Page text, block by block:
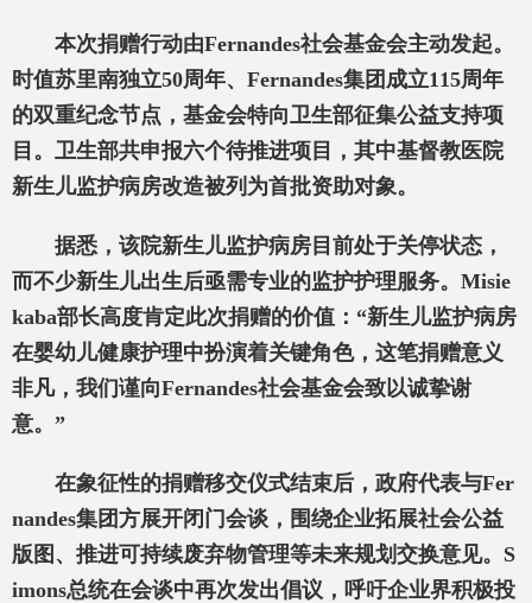
本次捐赠行动由Fernandes社会基金会主动发起。
时值苏里南独立50周年、Fernandes集团成立115周年
的双重纪念节点，基金会特向卫生部征集公益支持项
目。卫生部共申报六个待推进项目，其中基督教医院
新生儿监护病房改造被列为首批资助对象。
据悉，该院新生儿监护病房目前处于关停状态，
而不少新生儿出生后亟需专业的监护护理服务。Misie
kaba部长高度肯定此次捐赠的价值：“新生儿监护病房
在婴幼儿健康护理中扮演着关键角色，这笔捐赠意义
非凡，我们谨向Fernandes社会基金会致以诚挚谢
意。”
在象征性的捐赠移交仪式结束后，政府代表与Fer
nandes集团方展开闭门会谈，围绕企业拓展社会公益
版图、推进可持续废弃物管理等未来规划交换意见。S
imons总统在会谈中再次发出倡议，呼吁企业界积极投